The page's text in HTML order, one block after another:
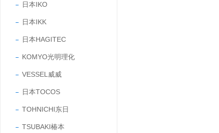
日本IKO
日本IKK
日本HAGITEC
KOMYO光明理化
VESSEL威威
日本TOCOS
TOHNICHI东日
TSUBAKI椿本